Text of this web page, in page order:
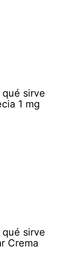
qué sirve
1 mg
qué sirve
Crema